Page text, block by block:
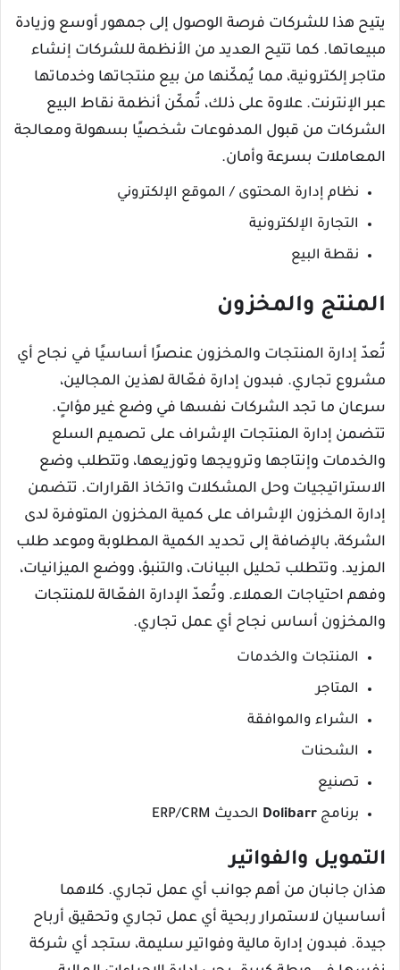
يتيح هذا للشركات فرصة الوصول إلى جمهور أوسع وزيادة
مبيعاتها. كما تتيح العديد من الأنظمة للشركات إنشاء
متاجر إلكترونية، مما يُمكّنها من بيع منتجاتها وخدماتها
عبر الإنترنت. علاوة على ذلك، تُمكّن أنظمة نقاط البيع
الشركات من قبول المدفوعات شخصيًا بسهولة ومعالجة
المعاملات بسرعة وأمان.
نظام إدارة المحتوى / الموقع الإلكتروني
التجارة الإلكترونية
نقطة البيع
المنتج والمخزون
تُعدّ إدارة المنتجات والمخزون عنصرًا أساسيًا في نجاح أي
مشروع تجاري. فبدون إدارة فعّالة لهذين المجالين،
سرعان ما تجد الشركات نفسها في وضع غير مؤاتٍ.
تتضمن إدارة المنتجات الإشراف على تصميم السلع
والخدمات وإنتاجها وترويجها وتوزيعها، وتتطلب وضع
الاستراتيجيات وحل المشكلات واتخاذ القرارات. تتضمن
إدارة المخزون الإشراف على كمية المخزون المتوفرة لدى
الشركة، بالإضافة إلى تحديد الكمية المطلوبة وموعد طلب
المزيد. وتتطلب تحليل البيانات، والتنبؤ، ووضع الميزانيات،
وفهم احتياجات العملاء. وتُعدّ الإدارة الفعّالة للمنتجات
والمخزون أساس نجاح أي عمل تجاري.
المنتجات والخدمات
المتاجر
الشراء والموافقة
الشحنات
تصنيع
برنامج Dolibarr الحديث ERP/CRM
التمويل والفواتير
هذان جانبان من أهم جوانب أي عمل تجاري. كلاهما
أساسيان لاستمرار ربحية أي عمل تجاري وتحقيق أرباح
جيدة. فبدون إدارة مالية وفواتير سليمة، ستجد أي شركة